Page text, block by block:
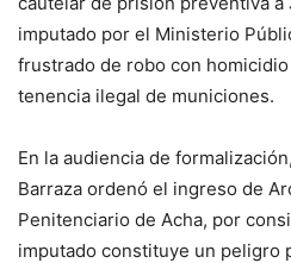
imputado por el Ministerio
frustrado de robo con
tenencia ilegal de municiones.
En la audiencia de
Barraza ordenó el ingreso de
Penitenciario de Acha, por
imputado constituye un peligro